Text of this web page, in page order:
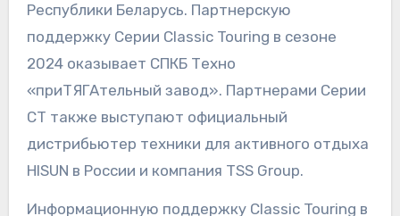
Республики Беларусь. ​Партнерскую
поддержку Серии Classic Touring в сезоне
2024 оказывает СПКБ Техно
«приТЯГАтельный завод». Партнерами Серии
CT также выступают официальный
дистрибьютер техники для активного отдыха
HISUN в России и компания TSS Group.
Информационную поддержку Classic Touring в